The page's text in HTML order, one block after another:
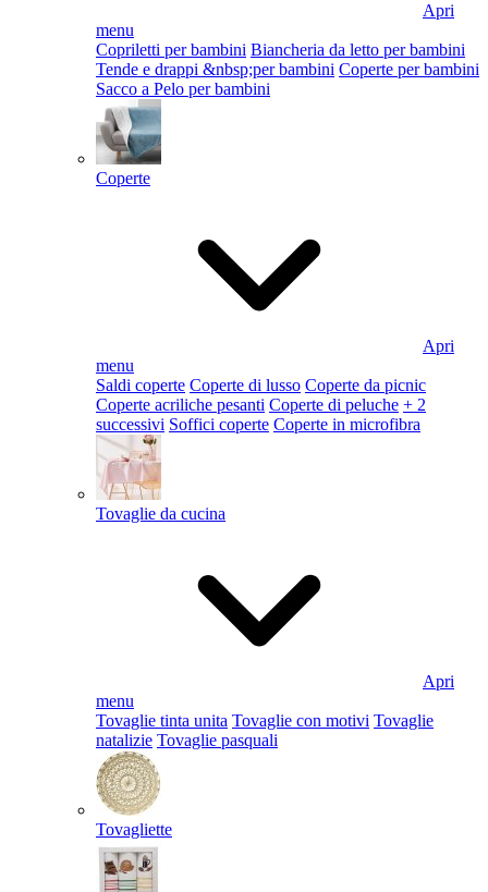
Apri
menu
Copriletti per bambini Biancheria da letto per bambini
Tende e drappi &nbsp;per bambini Coperte per bambini
Sacco a Pelo per bambini
Coperte
Apri
menu
Saldi coperte Coperte di lusso Coperte da picnic
Coperte acriliche pesanti Coperte di peluche + 2
successivi Soffici coperte Coperte in microfibra
Tovaglie da cucina
Apri
menu
Tovaglie tinta unita Tovaglie con motivi Tovaglie
natalizie Tovaglie pasquali
Tovagliette